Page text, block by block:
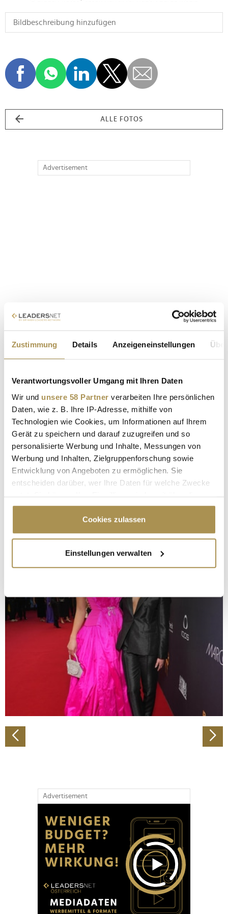
Zustimmung Details Anzeigeneinstellungen
Verantwortungsvoller Umgang mit Ihren Daten
Wir und unsere 58 Partner verarbeiten Ihre persönlichen
Daten, wie z. B. Ihre IP-Adresse, mithilfe von
Technologien wie Cookies, um Informationen auf Ihrem
Gerät zu speichern und darauf zuzugreifen und so
personalisierte Werbung und Inhalte, Messungen von
Werbung und Inhalten, Zielgruppenforschung sowie
Entwicklung von Angeboten zu ermöglichen. Sie
entscheiden darüber, wer Ihre Daten für welche Zwecke
Cookie-Erklärung oder durch Klicken auf das Privacy
Trigger Symbol ändern oder widerrufen
Informationen über Ihre geografische Lage
erfassen, welche bis auf einige Meter genau sein
bestimmten Merkmalen (Fingerprinting) identifizieren
Erfahren Sie mehr darüber, wie Ihre persönlichen Daten
verarbeitet werden, und legen Sie Ihre Präferenzen im
Abschnitt Einzelheiten
fest.
Wir verwenden Cookies, um Inhalte und Anzeigen zu
personalisieren, Funktionen für soziale Medien anbieten
zu können und die Zugriffe auf unsere Website zu
analysieren. Außerdem geben wir Informationen zu Ihrer
Verwendung unserer Website an unsere Partner für
soziale Medien, Werbung und Analysen weiter. Unsere
Partner führen diese Informationen möglicherweise mit
Cookies zulassen
Einstellungen verwalten
ALLE FOTOS
Advertisement
Advertisement